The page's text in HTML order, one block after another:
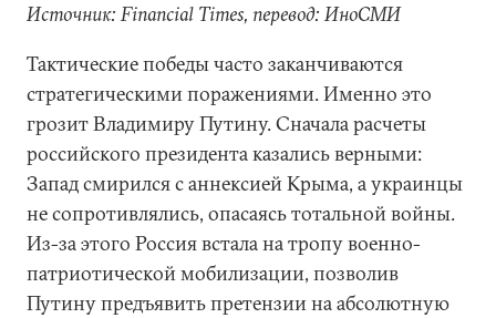
Источник: Financial Times, перевод: ИноСМИ
Тактические победы часто заканчиваются
стратегическими поражениями. Именно это
грозит Владимиру Путину. Сначала расчеты
российского президента казались верными:
Запад смирился с аннексией Крыма, а украинцы
не сопротивлялись, опасаясь тотальной войны.
Из-за этого Россия встала на тропу военно-
патриотической мобилизации, позволив
Путину предъявить претензии на абсолютную